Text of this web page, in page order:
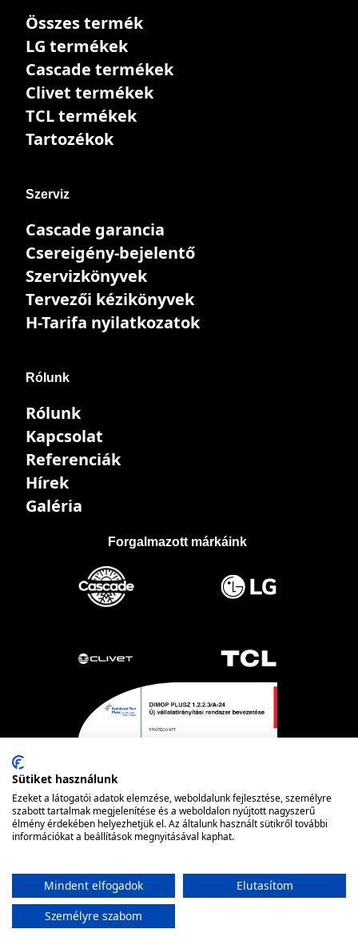
Összes termék
LG termékek
Cascade termékek
Clivet termékek
TCL termékek
Tartozékok
Szerviz
Cascade garancia
Csereigény-bejelentő
Szervizkönyvek
Tervezői kézikönyvek
H-Tarifa nyilatkozatok
Rólunk
Rólunk
Kapcsolat
Referenciák
Hírek
Galéria
Forgalmazott márkáink
Powered by nopCommerce
Sütiket használunk
Ezeket a látogatói adatok elemzése, weboldalunk fejlesztése, személyre
szabott tartalmak megjelenítése és a weboldalon nyújtott nagyszerű
élmény érdekében helyezhetjük el. Az általunk használt sütikről további
információkat a beállítások megnyitásával kaphat.
Mindent elfogadok
Elutasítom
Személyre szabom